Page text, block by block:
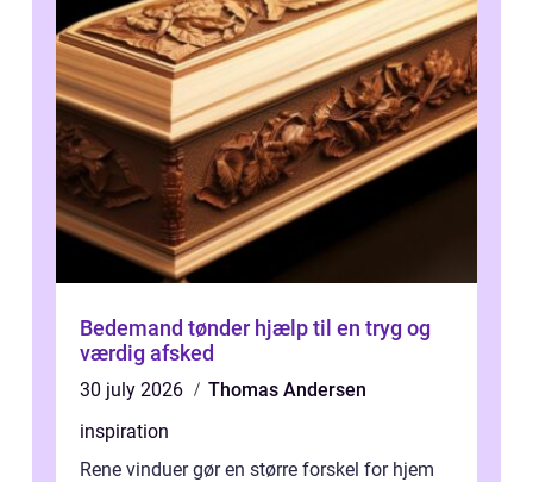
Bedemand tønder hjælp til en tryg og
værdig afsked
30 july 2026
Thomas Andersen
inspiration
Rene vinduer gør en større forskel for hjem